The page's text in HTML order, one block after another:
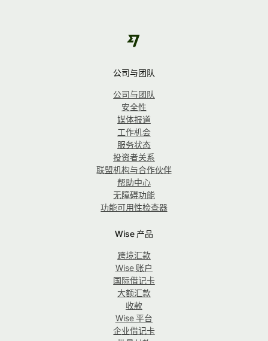
公司与团队
公司与团队
安全性
媒体报道
工作机会
服务状态
投资者关系
联盟机构与合作伙伴
帮助中心
无障碍功能
功能可用性检查器
Wise 产品
跨境汇款
Wise 账户
国际借记卡
大额汇款
收款
Wise 平台
企业借记卡